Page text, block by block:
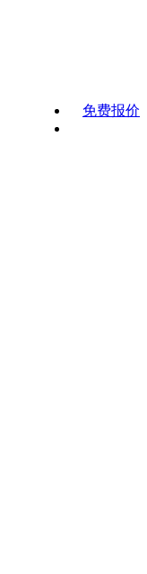
免费报价